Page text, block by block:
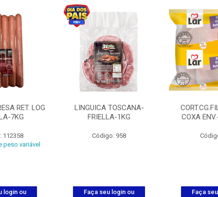
RET. LOG
7KG
112358
peso variável
login ou
LINGUICA TOSCANA-
FRIELLA-1KG
Código: 958
Faça seu login ou
COXA
Faça